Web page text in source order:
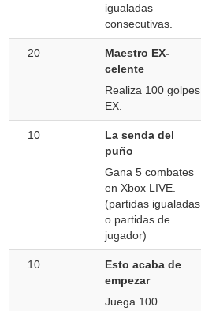
igualadas
consecutivas.
20
Maestro EX-
celente
Realiza 100 golpes
EX.
10
La senda del
puño
Gana 5 combates
en Xbox LIVE.
(partidas igualadas
o partidas de
jugador)
10
Esto acaba de
empezar
Juega 100